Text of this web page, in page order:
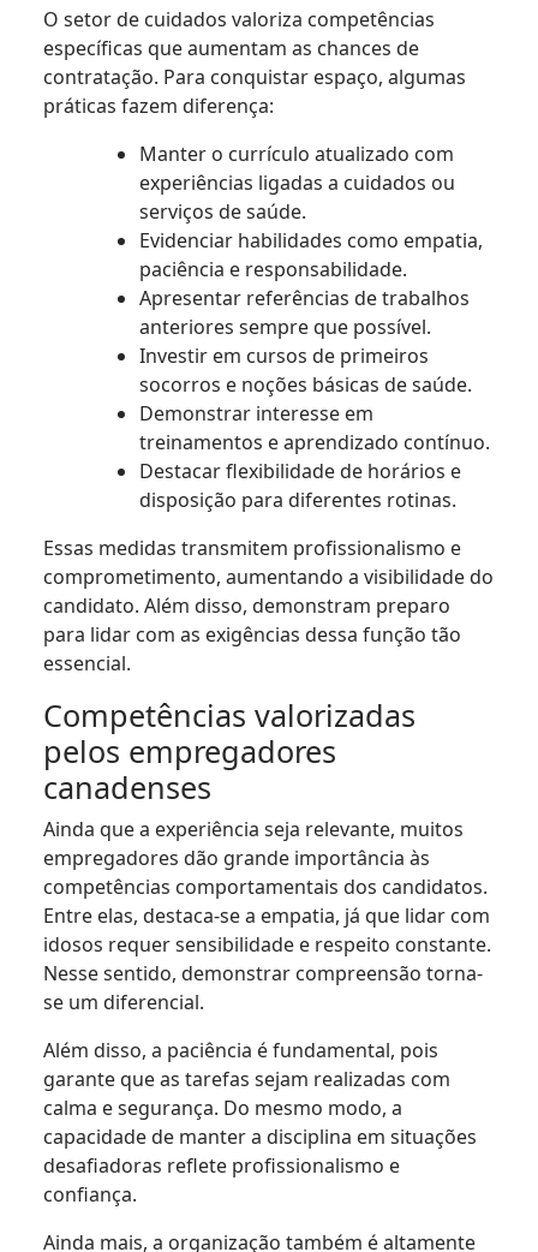
O setor de cuidados valoriza competências
específicas que aumentam as chances de
contratação. Para conquistar espaço, algumas
práticas fazem diferença:
Manter o currículo atualizado com
experiências ligadas a cuidados ou
serviços de saúde.
Evidenciar habilidades como empatia,
paciência e responsabilidade.
Apresentar referências de trabalhos
anteriores sempre que possível.
Investir em cursos de primeiros
socorros e noções básicas de saúde.
Demonstrar interesse em
treinamentos e aprendizado contínuo.
Destacar flexibilidade de horários e
disposição para diferentes rotinas.
Essas medidas transmitem profissionalismo e
comprometimento, aumentando a visibilidade do
candidato. Além disso, demonstram preparo
para lidar com as exigências dessa função tão
essencial.
Competências valorizadas
pelos empregadores
canadenses
Ainda que a experiência seja relevante, muitos
empregadores dão grande importância às
competências comportamentais dos candidatos.
Entre elas, destaca-se a empatia, já que lidar com
idosos requer sensibilidade e respeito constante.
Nesse sentido, demonstrar compreensão torna-
se um diferencial.
Além disso, a paciência é fundamental, pois
garante que as tarefas sejam realizadas com
calma e segurança. Do mesmo modo, a
capacidade de manter a disciplina em situações
desafiadoras reflete profissionalismo e
confiança.
Ainda mais, a organização também é altamente